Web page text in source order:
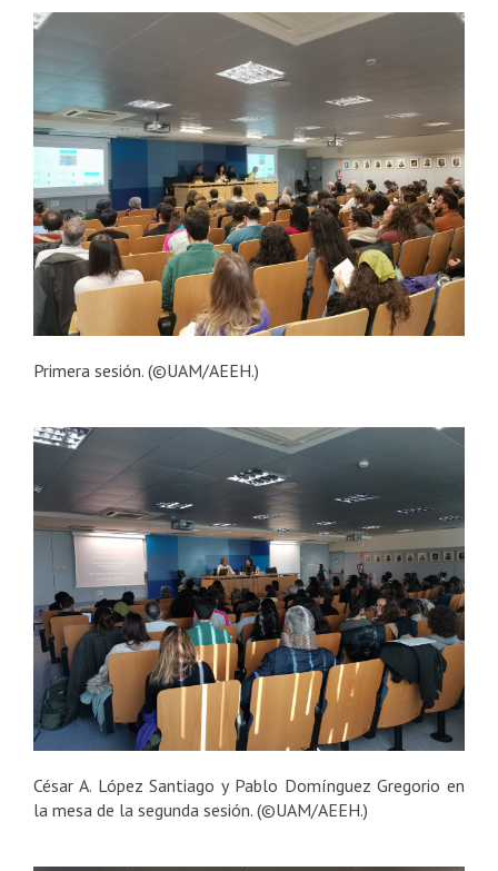
Primera sesión. (©UAM/AEEH.)
César A. López Santiago y Pablo Domínguez Gregorio en
la mesa de la segunda sesión. (©UAM/AEEH.)